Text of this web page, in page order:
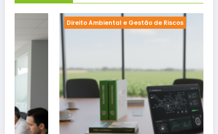
Direito Ambiental e Gestão de Riscos